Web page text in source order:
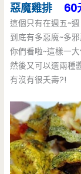
惡魔雞排 60
這個只有在週五~
到底有多惡魔~多邪
你們看啦~這樣一
然後又可以選兩種
有沒有很夭壽?!